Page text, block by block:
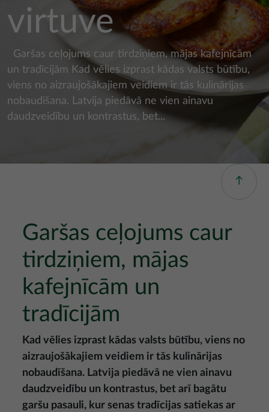
virtuve
Garšas ceļojums caur tirdziņiem, mājas kafejnīcām
un tradīcijām Kad vēlies izprast kādas valsts būtību,
viens no aizraujošākajiem veidiem ir tās kulinārijas
nobaudīšana. Latvija piedāvā ne vien ainavu
daudzveidību un kontrastus, bet...
Garšas ceļojums caur
tirdziņiem, mājas
kafejnīcām un
tradīcijām
Kad vēlies izprast kādas valsts būtību, viens no
aizraujošākajiem veidiem ir tās kulinārijas
nobaudīšana. Latvija piedāvā ne vien ainavu
daudzveidību un kontrastus, bet arī bagātu
garšu pasauli, kur senas tradīcijas satiekas ar